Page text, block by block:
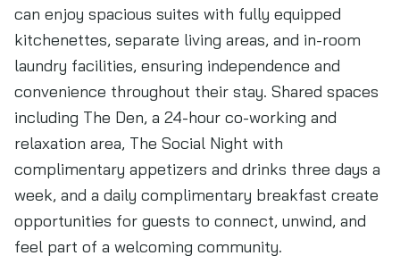
can enjoy spacious suites with fully equipped
kitchenettes, separate living areas, and in-room
laundry facilities, ensuring independence and
convenience throughout their stay. Shared spaces
including The Den, a 24-hour co-working and
relaxation area, The Social Night with
complimentary appetizers and drinks three days a
week, and a daily complimentary breakfast create
opportunities for guests to connect, unwind, and
feel part of a welcoming community.